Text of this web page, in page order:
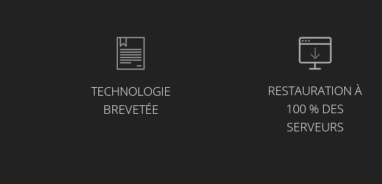
TECHNOLOGIE
BREVETÉE
RESTAURATION À
100 % DES
SERVEURS